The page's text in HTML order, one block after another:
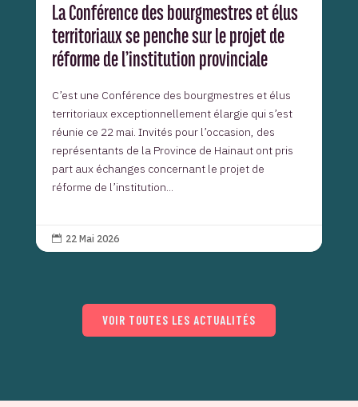
La Conférence des bourgmestres et élus
territoriaux se penche sur le projet de
réforme de l’institution provinciale
C’est une Conférence des bourgmestres et élus
territoriaux exceptionnellement élargie qui s’est
réunie ce 22 mai. Invités pour l’occasion, des
représentants de la Province de Hainaut ont pris
part aux échanges concernant le projet de
réforme de l’institution...
 22 Mai 2026
VOIR TOUTES LES ACTUALITÉS